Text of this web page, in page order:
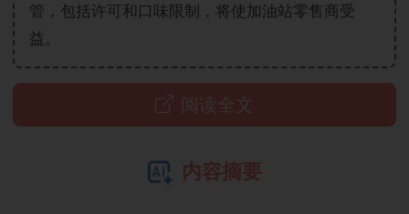
管，包括许可和口味限制，将使加油站零售商受
益。
阅读全文
内容摘要